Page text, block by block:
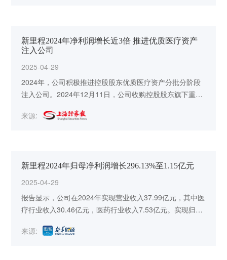
新里程2024年净利润增长近3倍 推进优质医疗资产
注入公司
2025-04-29
2024年，公司积极推进控股股东优质医疗资产分批分阶段
注入公司。2024年12月11日，公司收购控股股东旗下重庆
日，签署框架协议拟收购东营新里程老年医院有限公司
来源:
新里程2024年归母净利润增长296.13%至1.15亿元
2025-04-29
报告显示，公司在2024年实现营业收入37.99亿元，其中医
疗行业收入30.46亿元，医药行业收入7.53亿元。实现归母
利润0.97亿元，同比增长223.48%。截至2024年末，公司
来源: